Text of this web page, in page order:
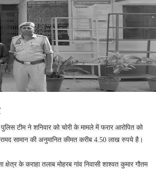
टीम ने शनिवार को चोरी के मामले में फरार आरोपित को
सामान की अनुमानित कीमत करीब 4.50 लाख रुपये है।
के कराहा तलाब मोहरब गांव निवासी शाश्वत कुमार गौतम